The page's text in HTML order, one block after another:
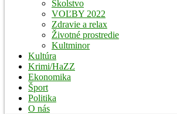
Školstvo
VOĽBY 2022
Zdravie a relax
Životné prostredie
Kultminor
Kultúra
Krimi/HaZZ
Ekonomika
Šport
Politika
O nás